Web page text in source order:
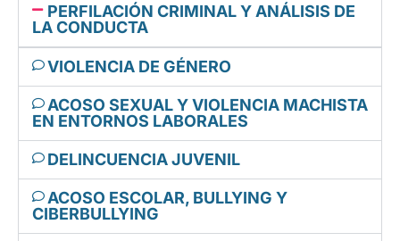
PERFILACIÓN CRIMINAL Y ANÁLISIS DE
LA CONDUCTA
VIOLENCIA DE GÉNERO
ACOSO SEXUAL Y VIOLENCIA MACHISTA
EN ENTORNOS LABORALES
DELINCUENCIA JUVENIL
ACOSO ESCOLAR, BULLYING Y
CIBERBULLYING